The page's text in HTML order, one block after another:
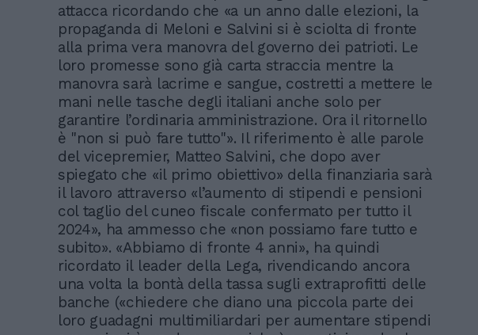
attacca ricordando che «a un anno dalle elezioni, la
propaganda di Meloni e Salvini si è sciolta di fronte
alla prima vera manovra del governo dei patrioti. Le
loro promesse sono già carta straccia mentre la
manovra sarà lacrime e sangue, costretti a mettere le
mani nelle tasche degli italiani anche solo per
garantire l’ordinaria amministrazione. Ora il ritornello
è "non si può fare tutto"». Il riferimento è alle parole
del vicepremier, Matteo Salvini, che dopo aver
spiegato che «il primo obiettivo» della finanziaria sarà
il lavoro attraverso «l’aumento di stipendi e pensioni
col taglio del cuneo fiscale confermato per tutto il
2024», ha ammesso che «non possiamo fare tutto e
subito». «Abbiamo di fronte 4 anni», ha quindi
ricordato il leader della Lega, rivendicando ancora
una volta la bontà della tassa sugli extraprofitti delle
banche («chiedere che diano una piccola parte dei
loro guadagni multimiliardari per aumentare stipendi